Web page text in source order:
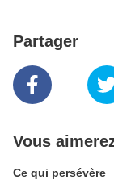
Partager
Vous
Ce qui persévère